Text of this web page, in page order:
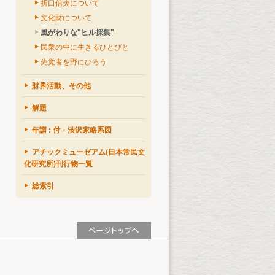
折口信夫について
文化財について
風がわりな"ヒル採集"
民衆の中に生きるひとびと
先覚者を野にひろう
財界活動、その他
解題
年譜 : 付・渋沢家略系図
アチックミューゼアム(日本常民文
化研究所)刊行物一覧
総索引